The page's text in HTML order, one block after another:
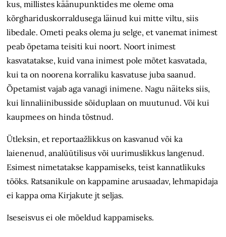
kus, millistes käänupunktides me oleme oma
kõrghariduskorraldusega läinud kui mitte viltu, siis
libedale. Ometi peaks olema ju selge, et vanemat inimest
peab õpetama teisiti kui noort. Noort inimest
kasvatatakse, kuid vana inimest pole mõtet kasvatada,
kui ta on noorena korraliku kasvatuse juba saanud.
Õpetamist vajab aga vanagi inimene. Nagu näiteks siis,
kui linnaliinibusside sõiduplaan on muutunud. Või kui
kaupmees on hinda tõstnud.
Ütleksin, et reportaažlikkus on kasvanud või ka
laienenud, analüütilisus või uurimuslikkus langenud.
Esimest nimetatakse kappamiseks, teist kannatlikuks
tööks. Ratsanikule on kappamine arusaadav, lehmapidaja
ei kappa oma Kirjakute jt seljas.
Iseseisvus ei ole mõeldud kappamiseks.